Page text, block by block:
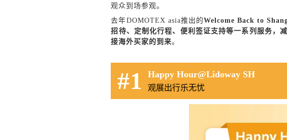
观众到场参观。
去年DOMOTEX asia推出的Welcome Back to
招待、定制化行程、便利签证支持等一系列服务，
接海外买家的到来。
#1 Happy Hour@Lidoway SH
观展出行乐无忧